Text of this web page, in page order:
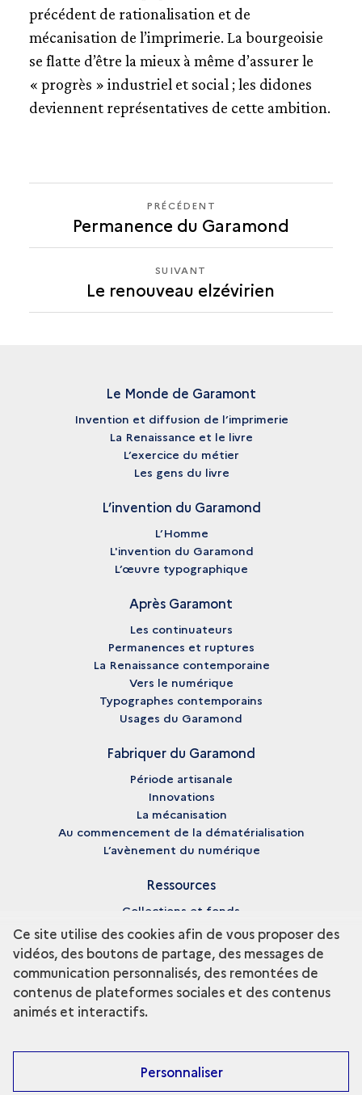
précédent de rationalisation et de
mécanisation de l’imprimerie. La bourgeoisie
se flatte d’être la mieux à même d’assurer le
« progrès » industriel et social ; les didones
deviennent représentatives de cette ambition.
PRÉCÉDENT
LE
PRÉCÉDENT
Permanence du Garamond
SUIVANT
LE
SUIVANT
Le renouveau elzévirien
Le Monde de Garamont
Invention et diffusion de l’imprimerie
La Renaissance et le livre
L’exercice du métier
Les gens du livre
L’invention du Garamond
L’Homme
L'invention du Garamond
L’œuvre typographique
Après Garamont
Les continuateurs
Permanences et ruptures
La Renaissance contemporaine
Vers le numérique
Typographes contemporains
Usages du Garamond
Fabriquer du Garamond
Période artisanale
Innovations
La mécanisation
Au commencement de la dématérialisation
L’avènement du numérique
Ressources
Collections et fonds
Enseignement et recherche
Fiches biographiques
Pédagogie
Bibliographie
Glossaire
Médiathèque
Ce site utilise des cookies afin de vous proposer des
vidéos, des boutons de partage, des messages de
communication personnalisés, des remontées de
contenus de plateformes sociales et des contenus
animés et interactifs.
Personnaliser